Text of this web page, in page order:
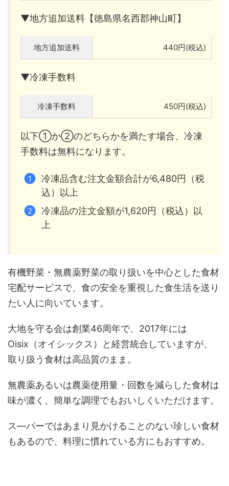
▼地方追加送料【徳島県名西郡神山町】
地方追加送料 440円(税込)
▼冷凍手数料
冷凍手数料 450円(税込)
以下①か②のどちらかを満たす場合、冷凍
手数料は無料になります。
冷凍品含む注文金額合計が6,480円（税
込）以上
冷凍品の注文金額が1,620円（税込）以
上
有機野菜・無農薬野菜の取り扱いを中心とした食材
宅配サービスで、食の安全を重視した食生活を送り
たい人に向いています。
大地を守る会は創業46周年で、2017年には
Oisix（オイシックス）と経営統合していますが、
取り扱う食材は高品質のまま。
無農薬あるいは農薬使用量・回数を減らした食材は
味が濃く、簡単な調理でもおいしくいただけます。
ス―パーではあまり見かけることのない珍しい食材
もあるので、料理に慣れている方にもおすすめ。